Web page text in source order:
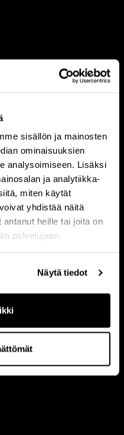
sisällön ja mainosten
ominaisuuksien
analysoimiseen. Lisäksi
ja analytiikka-
miten käytät
yhdistää näitä
heille tai joita on
palvelujaan.
Näytä tiedot